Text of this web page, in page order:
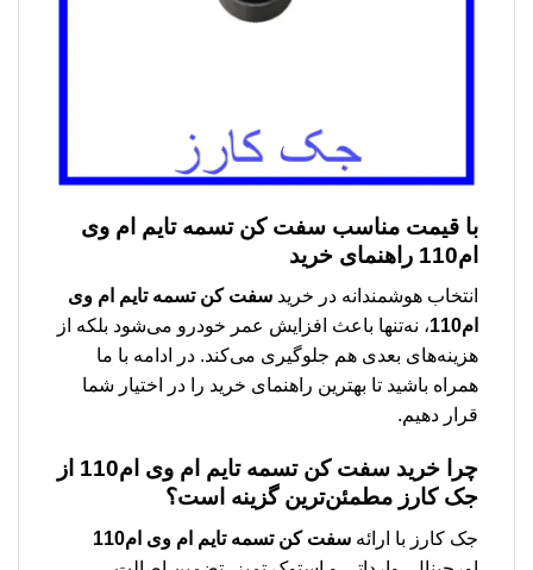
با قیمت مناسب سفت کن تسمه تایم ام وی
ام110
راهنمای خرید
انتخاب هوشمندانه در خرید سفت کن تسمه تایم ام وی
ام110
، نه‌تنها باعث افزایش عمر خودرو می‌شود بلکه از
هزینه‌های بعدی هم جلوگیری می‌کند. در ادامه با ما
همراه باشید تا بهترین راهنمای خرید را در اختیار شما
قرار دهیم.
چرا خرید سفت کن تسمه تایم ام وی ام110
از
جک کارز مطمئن‌ترین گزینه است؟
جک کارز با ارائه سفت کن تسمه تایم ام وی ام110